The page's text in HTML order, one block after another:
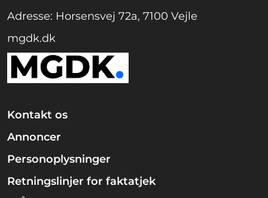
Adresse: Horsensvej 72a, 7100 Vejle
mgdk.dk
Kontakt os
Annoncer
Personoplysninger
Retningslinjer for faktatjek